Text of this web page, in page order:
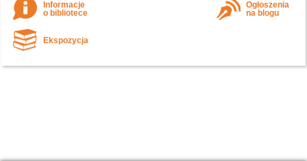
Informacje
o bibliotece
Ogłoszenia
na blogu
Ekspozycja